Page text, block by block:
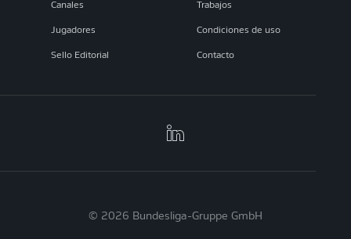
Canales Trabajos
Jugadores Condiciones de uso
Sello Editorial Contacto
© 2026 Bundesliga-Gruppe GmbH